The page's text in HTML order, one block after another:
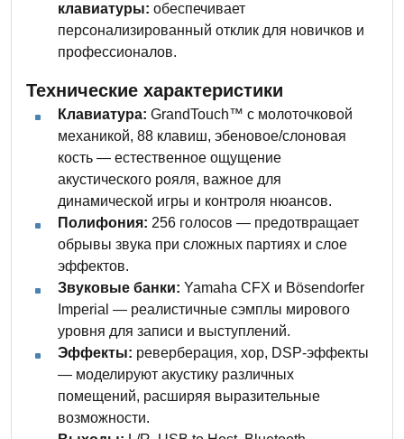
клавиатуры: обеспечивает
персонализированный отклик для новичков и
профессионалов.
Технические характеристики
Клавиатура: GrandTouch™ с молоточковой
механикой, 88 клавиш, эбеновое/слоновая
кость — естественное ощущение
акустического рояля, важное для
динамической игры и контроля нюансов.
Полифония: 256 голосов — предотвращает
обрывы звука при сложных партиях и слое
эффектов.
Звуковые банки: Yamaha CFX и Bösendorfer
Imperial — реалистичные сэмплы мирового
уровня для записи и выступлений.
Эффекты: реверберация, хор, DSP-эффекты
— моделируют акустику различных
помещений, расширяя выразительные
возможности.